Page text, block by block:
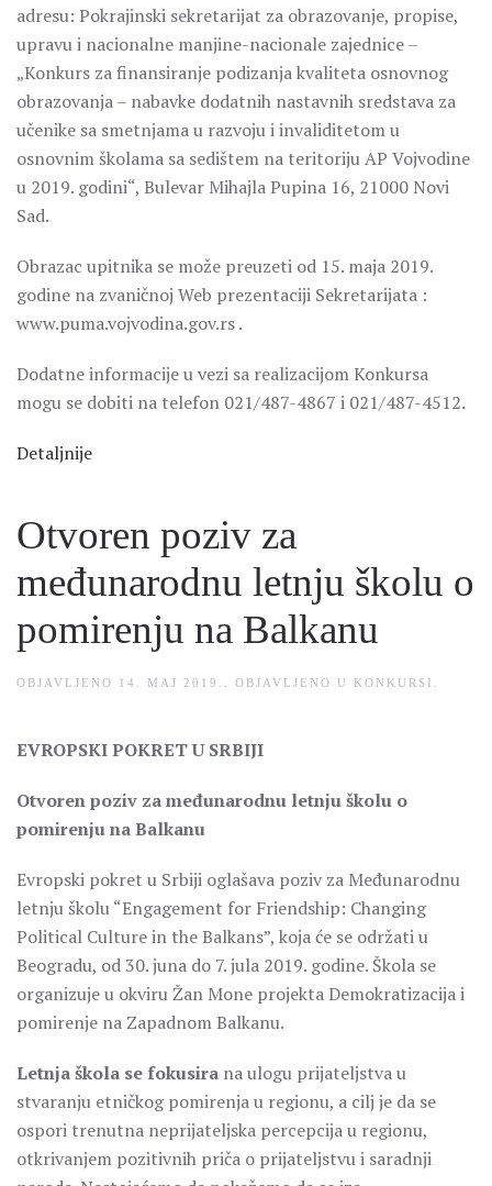
adresu: Pokrajinski sekretarijat za obrazovanje, propise,
upravu i nacionalne manjine-nacionale zajednice –
„Konkurs za finansiranje podizanja kvaliteta osnovnog
obrazovanja – nabavke dodatnih nastavnih sredstava za
učenike sa smetnjama u razvoju i invaliditetom u
osnovnim školama sa sedištem na teritoriju AP Vojvodine
u 2019. godini“, Bulevar Mihajla Pupina 16, 21000 Novi
Sad.
Obrazac upitnika se može preuzeti od 15. maja 2019.
godine na zvaničnoj Web prezentaciji Sekretarijata :
www.puma.vojvodina.gov.rs .
Dodatne informacije u vezi sa realizacijom Konkursa
mogu se dobiti na telefon 021/487-4867 i 021/487-4512.
Detaljnije
Otvoren poziv za
međunarodnu letnju školu o
pomirenju na Balkanu
OBJAVLJENO 14. MAJ 2019. . OBJAVLJENO U KONKURSI
EVROPSKI POKRET U SRBIJI
Otvoren poziv za međunarodnu letnju školu o
pomirenju na Balkanu
Evropski pokret u Srbiji oglašava poziv za Međunarodnu
letnju školu “Engagement for Friendship: Changing
Political Culture in the Balkans”, koja će se održati u
Beogradu, od 30. juna do 7. jula 2019. godine. Škola se
organizuje u okviru Žan Mone projekta Demokratizacija i
pomirenje na Zapadnom Balkanu.
Letnja škola se fokusira na ulogu prijateljstva u
stvaranju etničkog pomirenja u regionu, a cilj je da se
ospori trenutna neprijateljska percepcija u regionu,
otkrivanjem pozitivnih priča o prijateljstvu i saradnji